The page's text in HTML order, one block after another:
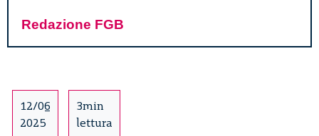
Redazione FGB
12/06
2025
3min
lettura